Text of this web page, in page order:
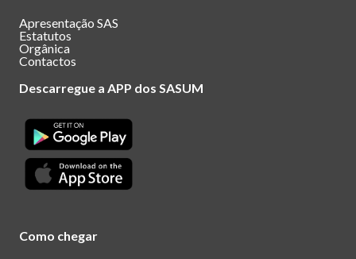
Apresentação SAS
Estatutos
Orgânica
Contactos
Descarregue a APP dos SASUM
Como chegar